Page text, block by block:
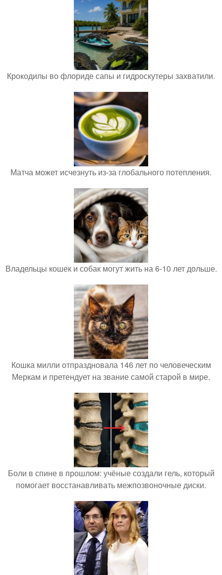
Крокодилы во флориде сапы и гидроскутеры захватили.
Матча может исчезнуть из-за глобального потепления.
Владельцы кошек и собак могут жить на 6-10 лет дольше.
Кошка милли отпраздновала 146 лет по человеческим
Меркам и претендует на звание самой старой в мире.
Боли в спине в прошлом: учёные создали гель, который
помогает восстанавливать межпозвоночные диски.